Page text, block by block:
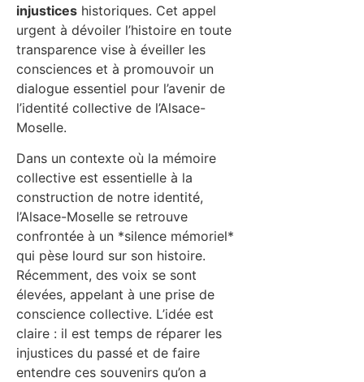
injustices historiques. Cet appel
urgent à dévoiler l’histoire en toute
transparence vise à éveiller les
consciences et à promouvoir un
dialogue essentiel pour l’avenir de
l’identité collective de l’Alsace-
Moselle.
Dans un contexte où la mémoire
collective est essentielle à la
construction de notre identité,
l’Alsace-Moselle se retrouve
confrontée à un *silence mémoriel*
qui pèse lourd sur son histoire.
Récemment, des voix se sont
élevées, appelant à une prise de
conscience collective. L’idée est
claire : il est temps de réparer les
injustices du passé et de faire
entendre ces souvenirs qu’on a